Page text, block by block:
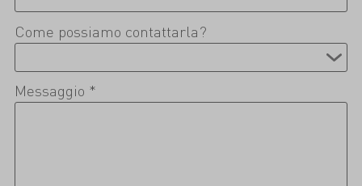
Come possiamo contattarla?
Messaggio *